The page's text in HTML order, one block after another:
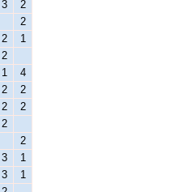
3
2
2
2
1
2
1
4
2
2
2
2
2
2
3
1
3
1